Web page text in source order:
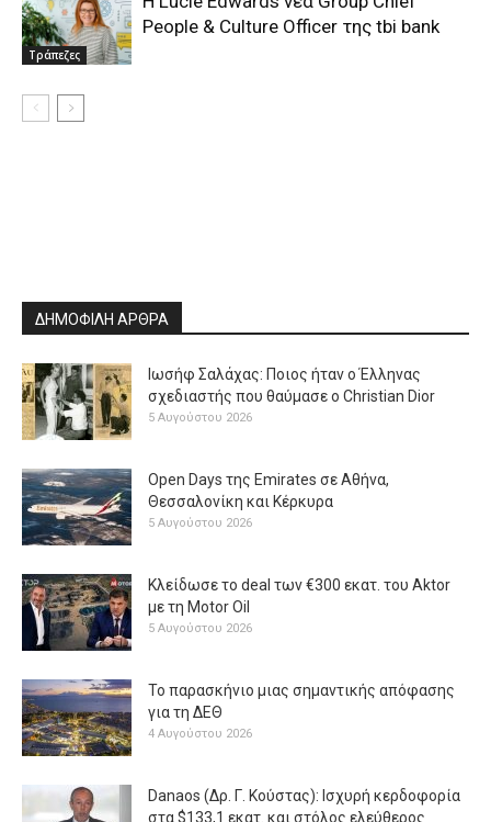
Τράπεζες
People & Culture Officer της tbi bank
ΔΗΜΟΦΙΛΗ ΑΡΘΡΑ
Ιωσήφ Σαλάχας: Ποιος ήταν ο Έλληνας
σχεδιαστής που θαύμασε ο Christian Dior
5 Αυγούστου 2026
Open Days της Emirates σε Αθήνα,
Θεσσαλονίκη και Κέρκυρα
5 Αυγούστου 2026
Κλείδωσε το deal των €300 εκατ. του Aktor
με τη Μotor Oil
5 Αυγούστου 2026
Το παρασκήνιο μιας σημαντικής απόφασης
για τη ΔΕΘ
4 Αυγούστου 2026
Danaos (Δρ. Γ. Κούστας): Ισχυρή κερδοφορία
στα $133,1 εκατ. και στόλος ελεύθερος